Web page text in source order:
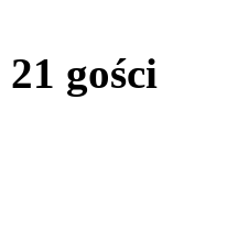
21 gości